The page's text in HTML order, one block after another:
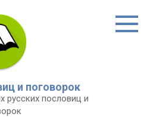
и поговорок
русских пословиц и